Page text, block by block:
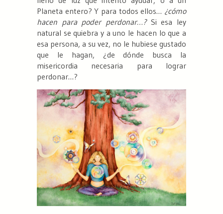
Planeta entero? Y para todos ellos… ¿cómo
hacen para poder perdonar…?Si esa ley
natural se quiebra y a uno le hacen lo que a
esa persona, a su vez, no le hubiese gustado
que le hagan, ¿de dónde busca la
misericordia necesaria para lograr
perdonar…?